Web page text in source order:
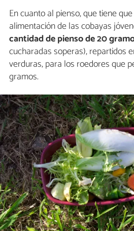
En cuanto al pienso, que tiene
alimentación de las cobayas
cantidad de pienso de 20
cucharadas soperas), repartidos
verduras, para los roedores que
gramos.